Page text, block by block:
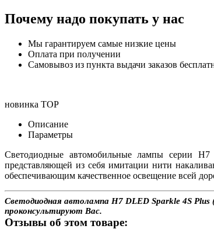
Почему надо покупать у нас
Мы гарантируем самые низкие цены
Оплата при получении
Самовывоз из пункта выдачи заказов
новинка TOP
Описание
Параметры
Светодиодные автомобильные лампы серии H7
представляющей из себя имитации нити
обеспечивающим качественное освещение всей
Светодиодная автолампа H7 DLED Sparkle 4S
проконсультируют Вас.
Отзывы об этом товаре: